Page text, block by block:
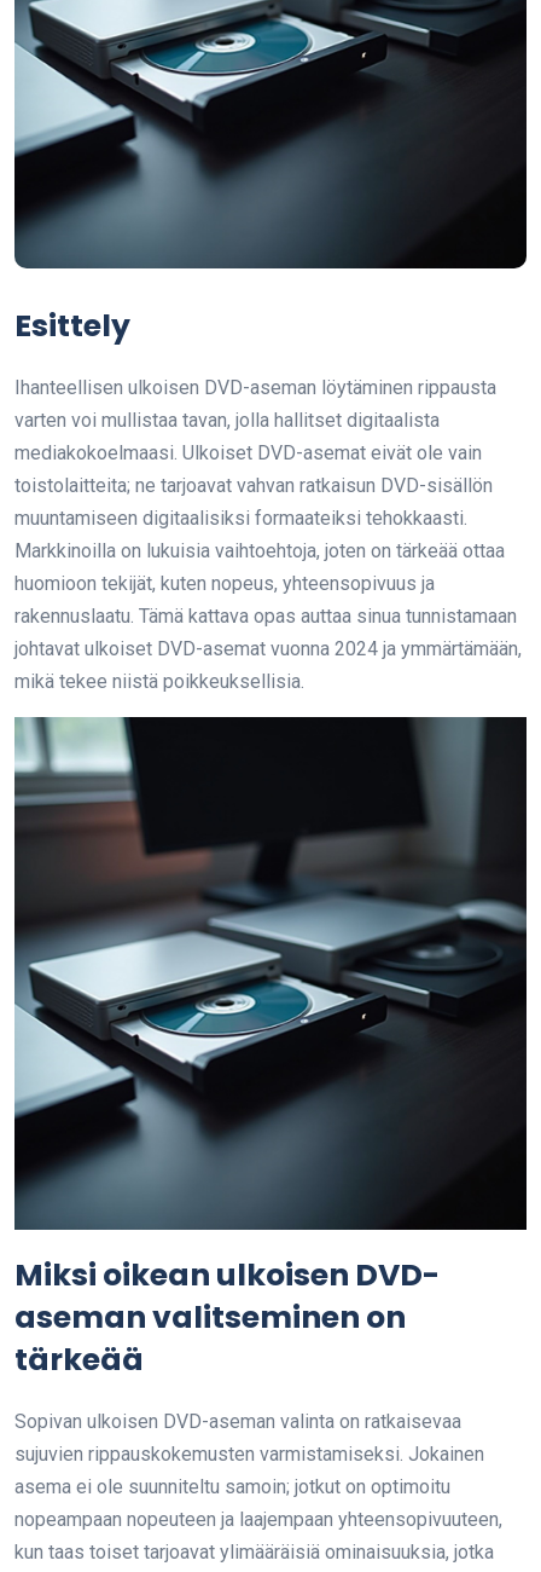
Esittely
Ihanteellisen ulkoisen DVD-aseman löytäminen rippausta
varten voi mullistaa tavan, jolla hallitset digitaalista
mediakokoelmaasi. Ulkoiset DVD-asemat eivät ole vain
toistolaitteita; ne tarjoavat vahvan ratkaisun DVD-sisällön
muuntamiseen digitaalisiksi formaateiksi tehokkaasti.
Markkinoilla on lukuisia vaihtoehtoja, joten on tärkeää ottaa
huomioon tekijät, kuten nopeus, yhteensopivuus ja
rakennuslaatu. Tämä kattava opas auttaa sinua tunnistamaan
johtavat ulkoiset DVD-asemat vuonna 2024 ja ymmärtämään,
mikä tekee niistä poikkeuksellisia.
Miksi oikean ulkoisen DVD-
aseman valitseminen on
tärkeää
Sopivan ulkoisen DVD-aseman valinta on ratkaisevaa
sujuvien rippauskokemusten varmistamiseksi. Jokainen
asema ei ole suunniteltu samoin; jotkut on optimoitu
nopeampaan nopeuteen ja laajempaan yhteensopivuuteen,
kun taas toiset tarjoavat ylimääräisiä ominaisuuksia, jotka